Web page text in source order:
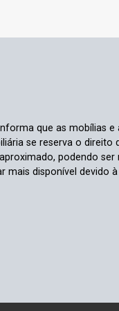
que as mobílias
se reserva o
podendo
mais disponível devido